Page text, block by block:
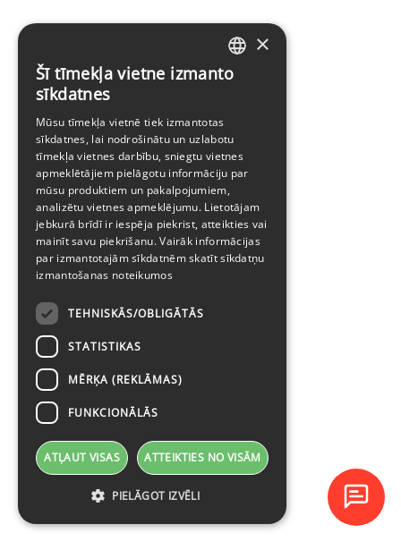
LATVIAN
×
Šī tīmekļa vietne izmanto
sīkdatnes
Mūsu tīmekļa vietnē tiek izmantotas
sīkdatnes, lai nodrošinātu un uzlabotu
tīmekļa vietnes darbību, sniegtu vietnes
apmeklētājiem pielāgotu informāciju par
mūsu produktiem un pakalpojumiem,
analizētu vietnes apmeklējumu. Lietotājam
jebkurā brīdī ir iespēja piekrist, atteikties vai
mainīt savu piekrišanu. Vairāk informācijas
par izmantotajām sīkdatnēm skatītsīkdatņu
izmantošanas noteikumos
TEHNISKĀS/OBLIGĀTĀS
STATISTIKAS
MĒRĶA (REKLĀMAS)
FUNKCIONĀLĀS
ATĻAUT VISAS ATTEIKTIES NO VISĀM
PIELĀGOT IZVĒLI